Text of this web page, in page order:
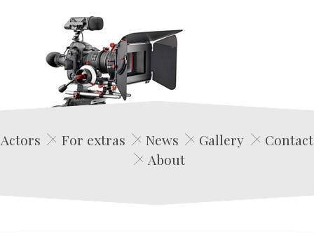
Edwin Film Agencja Aktorska
Actors For extras News Gallery
Contact
About